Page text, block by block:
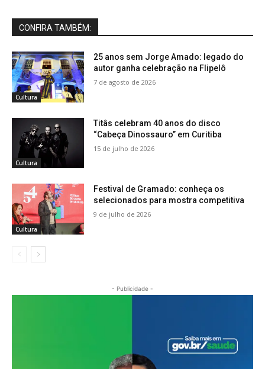
CONFIRA TAMBÉM:
Cultura
25 anos sem Jorge Amado: legado do
autor ganha celebração na Flipelô
7 de agosto de 2026
Cultura
Titâs celebram 40 anos do disco
“Cabeça Dinossauro” em Curitiba
15 de julho de 2026
Cultura
Festival de Gramado: conheça os
selecionados para mostra competitiva
9 de julho de 2026
- Publicidade -